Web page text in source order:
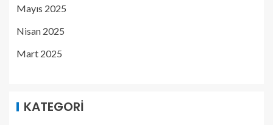
Mayıs 2025
Nisan 2025
Mart 2025
KATEGORI